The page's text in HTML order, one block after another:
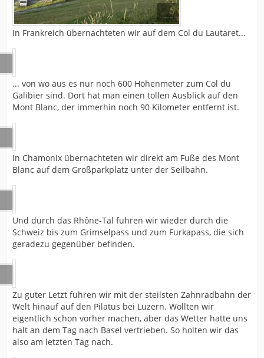
In Frankreich übernachteten wir auf dem Col du Lautaret...
... von wo aus es nur noch 600 Höhenmeter zum Col du
Galibier sind. Dort hat man einen tollen Ausblick auf den
Mont Blanc, der immerhin noch 90 Kilometer entfernt ist.
In Chamonix übernachteten wir direkt am Fuße des Mont
Blanc auf dem Großparkplatz unter der Seilbahn.
Und durch das Rhône-Tal fuhren wir wieder durch die
Schweiz bis zum Grimselpass und zum Furkapass, die sich
geradezu gegenüber befinden.
Zu guter Letzt fuhren wir mit der steilsten Zahnradbahn der
Welt hinauf auf den Pilatus bei Luzern. Wollten wir
eigentlich schon vorher machen, aber das Wetter hatte uns
halt an dem Tag nach Basel vertrieben. So holten wir das
also am letzten Tag nach.